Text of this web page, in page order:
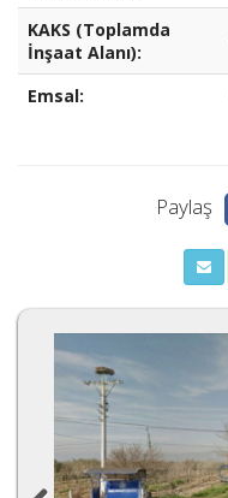
KAKS (Toplamda
İnşaat Alanı):
Emsal:
Paylaş